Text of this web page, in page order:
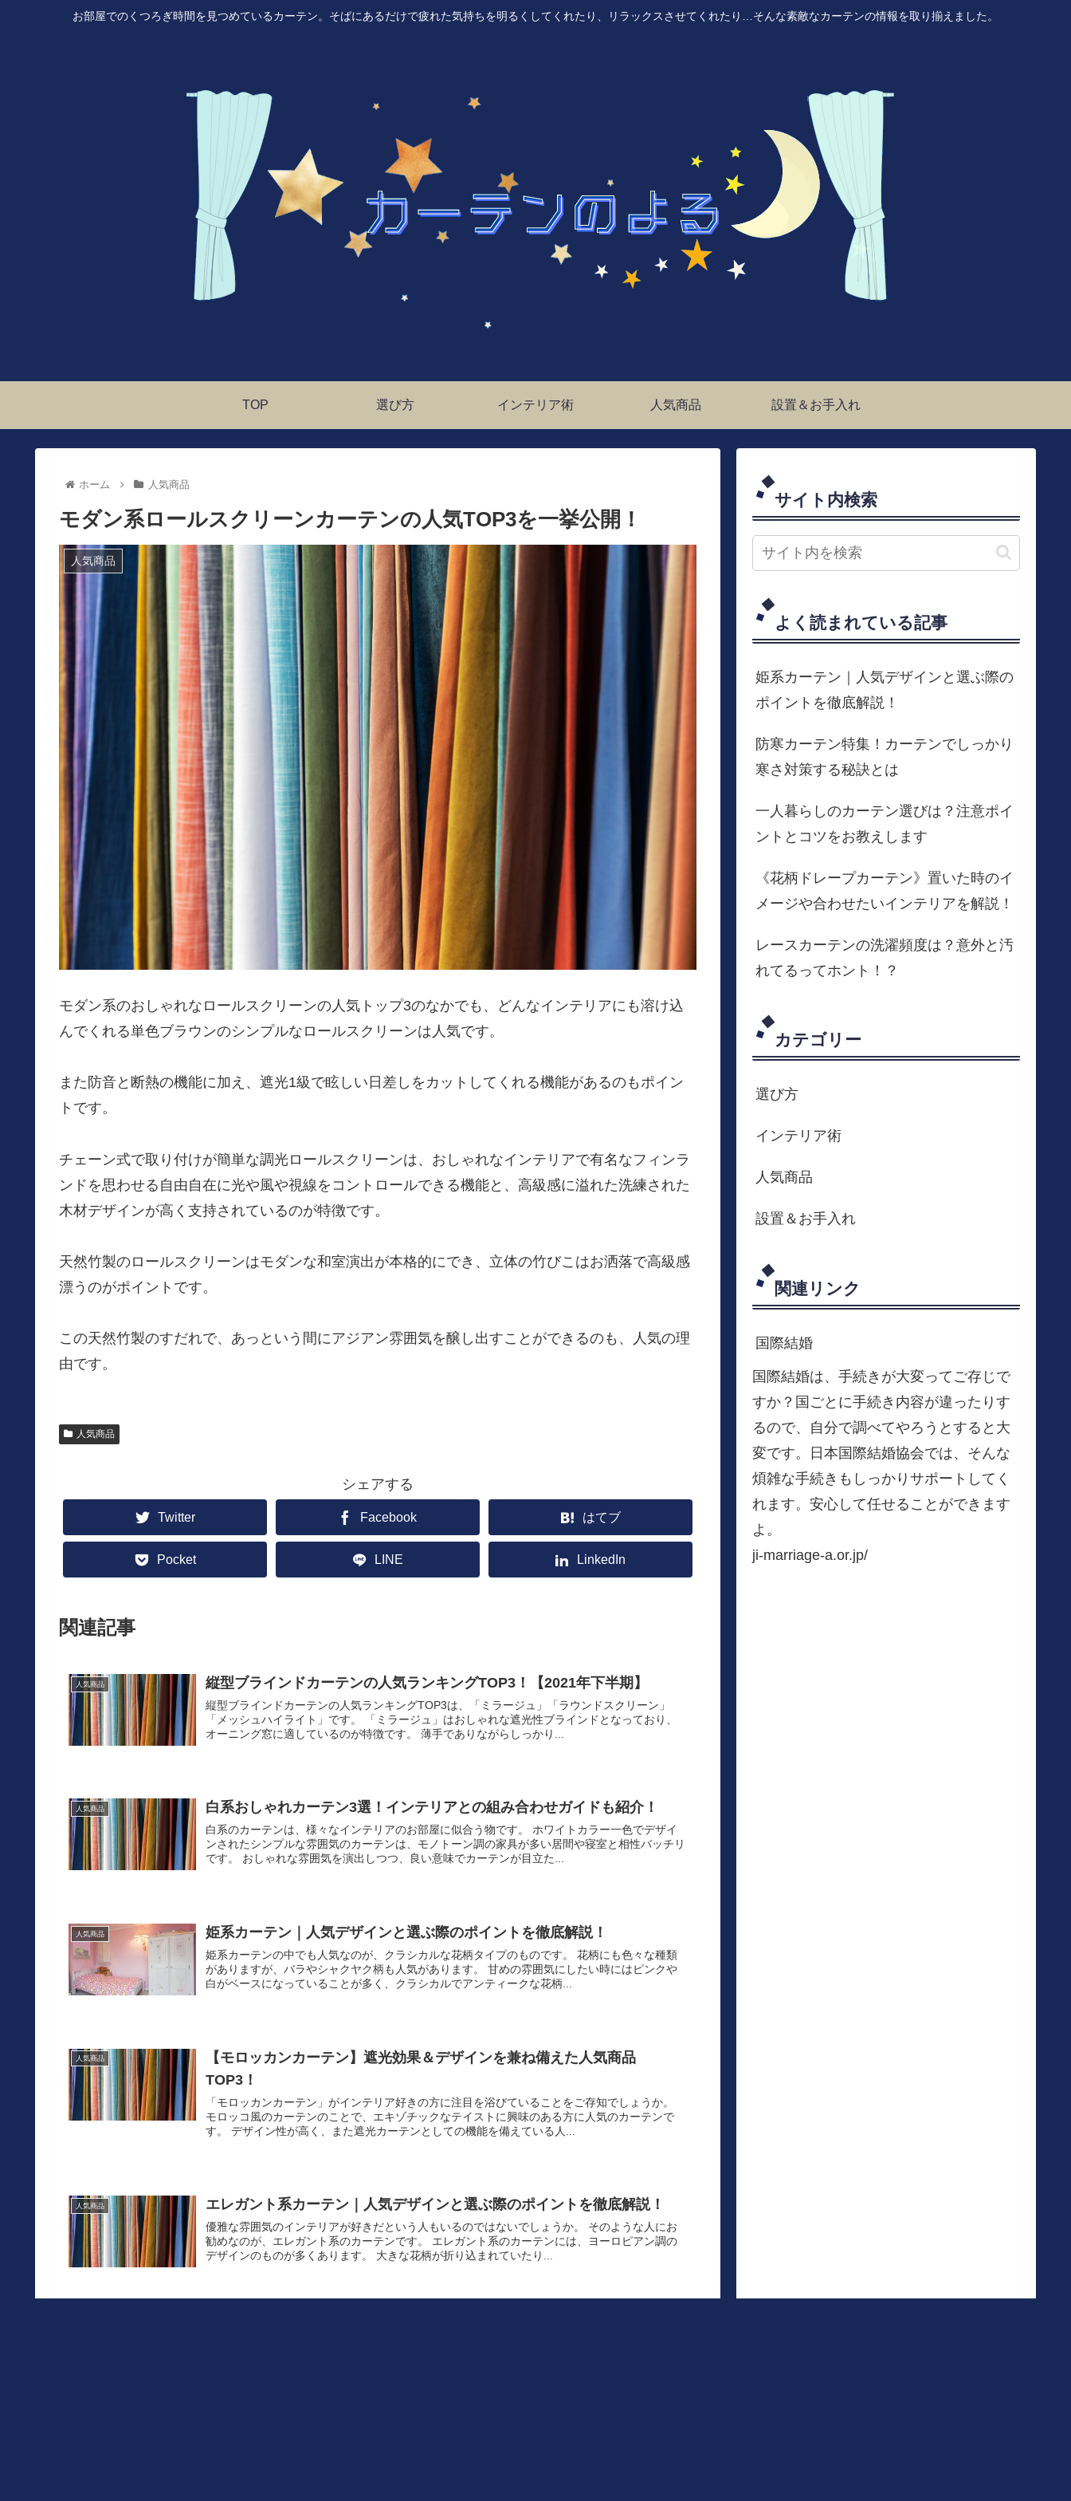
お部屋でのくつろぎ時間を見つめているカーテン。そばにあるだけで疲れた気持ちを明るくしてくれたり、リラックスさせてくれたり…そんな素敵なカーテンの情報を取り揃えました。
TOP 選び方 インテリア術 人気商品 設置＆お手入れ
ホーム 人気商品
モダン系ロールスクリーンカーテンの人気TOP3を一挙公開！
人気商品
モダン系のおしゃれなロールスクリーンの人気トップ3のなかでも、どんなインテリアにも溶け込
んでくれる単色ブラウンのシンプルなロールスクリーンは人気です。
また防音と断熱の機能に加え、遮光1級で眩しい日差しをカットしてくれる機能があるのもポイン
トです。
チェーン式で取り付けが簡単な調光ロールスクリーンは、おしゃれなインテリアで有名なフィンラ
ンドを思わせる自由自在に光や風や視線をコントロールできる機能と、高級感に溢れた洗練された
木材デザインが高く支持されているのが特徴です。
天然竹製のロールスクリーンはモダンな和室演出が本格的にでき、立体の竹びこはお洒落で高級感
漂うのがポイントです。
この天然竹製のすだれで、あっという間にアジアン雰囲気を醸し出すことができるのも、人気の理
由です。
人気商品
シェアする
Twitter Facebook はてブ
Pocket LINE LinkedIn
関連記事
人気商品 縦型ブラインドカーテンの人気ランキングTOP3！【2021年下半期】
縦型ブラインドカーテンの人気ランキングTOP3は、「ミラージュ」「ラウンドスクリーン」
「メッシュハイライト」です。 「ミラージュ」はおしゃれな遮光性ブラインドとなっており、
オーニング窓に適しているのが特徴です。 薄手でありながらしっかり...
人気商品 白系おしゃれカーテン3選！インテリアとの組み合わせガイドも紹介！
白系のカーテンは、様々なインテリアのお部屋に似合う物です。 ホワイトカラー一色でデザイ
ンされたシンプルな雰囲気のカーテンは、モノトーン調の家具が多い居間や寝室と相性バッチリ
です。 おしゃれな雰囲気を演出しつつ、良い意味でカーテンが目立た...
人気商品 姫系カーテン｜人気デザインと選ぶ際のポイントを徹底解説！
姫系カーテンの中でも人気なのが、クラシカルな花柄タイプのものです。 花柄にも色々な種類
がありますが、バラやシャクヤク柄も人気があります。 甘めの雰囲気にしたい時にはピンクや
白がベースになっていることが多く、クラシカルでアンティークな花柄...
人気商品
【モロッカンカーテン】遮光効果＆デザインを兼ね備えた人気商品
TOP3！
「モロッカンカーテン」がインテリア好きの方に注目を浴びていることをご存知でしょうか。
モロッコ風のカーテンのことで、エキゾチックなテイストに興味のある方に人気のカーテンで
す。 デザイン性が高く、また遮光カーテンとしての機能を備えている人...
人気商品 エレガント系カーテン｜人気デザインと選ぶ際のポイントを徹底解説！
優雅な雰囲気のインテリアが好きだという人もいるのではないでしょうか。 そのような人にお
勧めなのが、エレガント系のカーテンです。 エレガント系のカーテンには、ヨーロピアン調の
デザインのものが多くあります。 大きな花柄が折り込まれていたり...
サイト内検索
よく読まれている記事
姫系カーテン｜人気デザインと選ぶ際の
ポイントを徹底解説！
防寒カーテン特集！カーテンでしっかり
寒さ対策する秘訣とは
一人暮らしのカーテン選びは？注意ポイ
ントとコツをお教えします
《花柄ドレープカーテン》置いた時のイ
メージや合わせたいインテリアを解説！
レースカーテンの洗濯頻度は？意外と汚
れてるってホント！？
カテゴリー
選び方
インテリア術
人気商品
設置＆お手入れ
関連リンク
国際結婚
国際結婚は、手続きが大変ってご存じで
すか？国ごとに手続き内容が違ったりす
るので、自分で調べてやろうとすると大
変です。日本国際結婚協会では、そんな
煩雑な手続きもしっかりサポートしてく
れます。安心して任せることができます
よ。
ji-marriage-a.or.jp/